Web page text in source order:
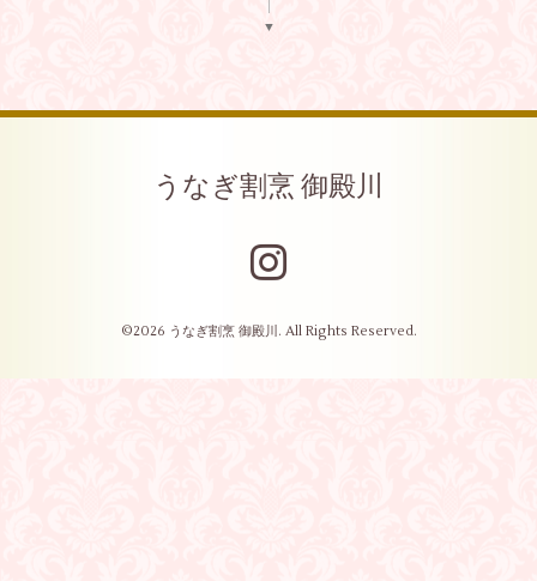
▼
うなぎ割烹 御殿川
©2026 うなぎ割烹 御殿川 . All Rights Reserved.